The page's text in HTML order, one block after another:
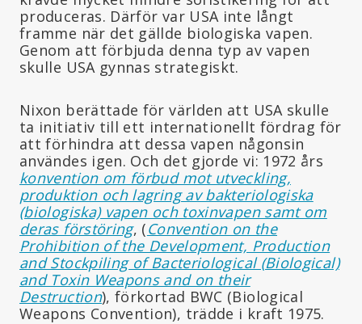
produceras. Därför var USA inte långt
framme när det gällde biologiska vapen.
Genom att förbjuda denna typ av vapen
skulle USA gynnas strategiskt.
Nixon berättade för världen att USA skulle
ta initiativ till ett internationellt fördrag för
att förhindra att dessa vapen någonsin
användes igen. Och det gjorde vi: 1972 års
konvention om förbud mot utveckling,
produktion och lagring av bakteriologiska
(biologiska) vapen och toxinvapen samt om
deras förstöring, (Convention on the
Prohibition of the Development, Production
and Stockpiling of Bacteriological (Biological)
and Toxin Weapons and on their
Destruction), förkortad BWC (Biological
Weapons Convention), trädde i kraft 1975.